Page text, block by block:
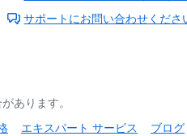
サポートにお問い合わせくださ
あります。
エキスパート サービス ブログ